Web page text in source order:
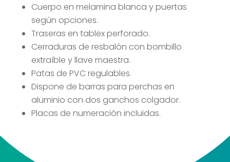
Cuerpo en melamina blanca y puertas
según opciones.
Traseras en tablex perforado.
Cerraduras de resbalón con bombillo
extraíble y llave maestra.
Patas de PVC regulables.
Dispone de barras para perchas en
aluminio con dos ganchos colgador.
Placas de numeración incluidas.